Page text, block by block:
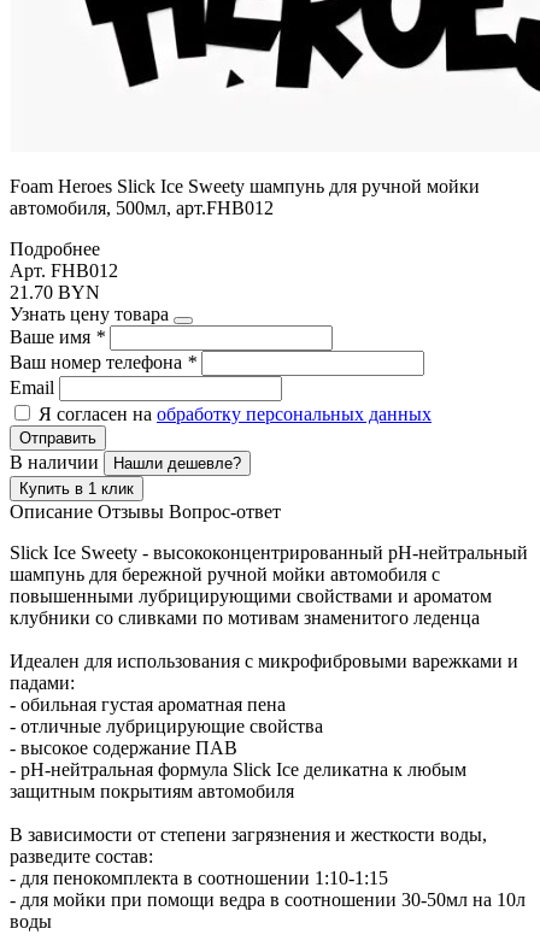
Foam Heroes Slick Ice Sweety шампунь для ручной мойки
автомобиля, 500мл, арт.FHB012
Подробнее
Арт. FHB012
21.70 BYN
Узнать цену товара
Ваше имя *
Ваш номер телефона *
Email
Я согласен на обработку персональных данных
Отправить
В наличии
Нашли дешевле?
Купить в 1 клик
Описание Отзывы Вопрос-ответ
Slick Ice Sweety - высококонцентрированный pH-нейтральный
шампунь для бережной ручной мойки автомобиля с
повышенными лубрицирующими свойствами и ароматом
клубники со сливками по мотивам знаменитого леденца
Идеален для использования с микрофибровыми варежками и
падами:
- обильная густая ароматная пена
- отличные лубрицирующие свойства
- высокое содержание ПАВ
- pH-нейтральная формула Slick Ice деликатна к любым
защитным покрытиям автомобиля
В зависимости от степени загрязнения и жесткости воды,
разведите состав:
- для пенокомплекта в соотношении 1:10-1:15
- для мойки при помощи ведра в соотношении 30-50мл на 10л
воды